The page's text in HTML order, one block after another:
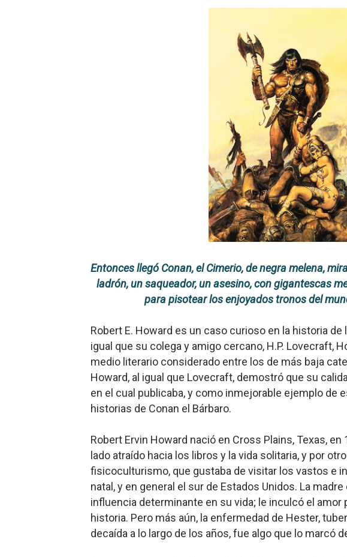
El mito de Frankenstein
25 grandes películas de terror del siglo XXI
Devoraos los unos a los otros
Charlie Kirk y la izquierda asesina
Dios es Cambio: Filosofía Earthseed para el
Nuestra era de genocidios
Mis historias favoritas de Superman
Gentile: Lo que debes entender sobre el
Panorama del nuevo fascismo mundial:
Llévenmelo fuchachos: El adiós a 'THE
La falacia etimológica
Entonces llegó Conan, el Cimerio, de negra melena,
ladrón, un saqueador, un asesino, con gigantescas
para pisotear los enjoyados tronos del
Robert E. Howard es un caso curioso en la historia de
igual que su colega y amigo cercano, H.P. Lovecraft,
medio literario considerado entre los de más baja
Howard, al igual que Lovecraft, demostró que su
en el cual publicaba, y como inmejorable ejemplo de
historias de Conan el Bárbaro.
Robert Ervin Howard nació en Cross Plains, Texas, en
lado atraído hacia los libros y la vida solitaria, y por
fisicoculturismo, que gustaba de visitar los vastos e
natal, y en general el sur de Estados Unidos. La
influencia determinante en su vida; le inculcó el amor
historia. Pero más aún, la enfermedad de Hester,
decaída a lo largo de los años, fue algo que lo marcó